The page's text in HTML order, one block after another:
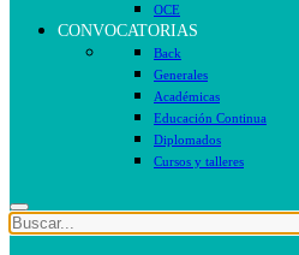
OCE
CONVOCATORIAS
Back
Generales
Académicas
Educación Continua
Diplomados
Cursos y talleres